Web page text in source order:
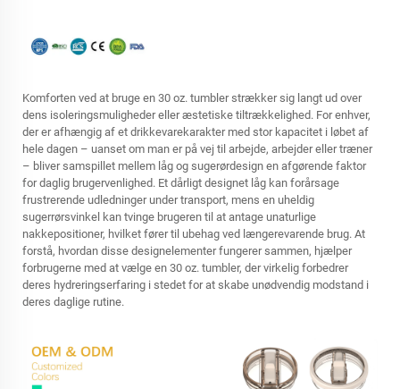
Komforten ved at bruge en 30 oz. tumbler strækker sig langt ud over
dens isoleringsmuligheder eller æstetiske tiltrækkelighed. For enhver,
der er afhængig af et drikkevarekarakter med stor kapacitet i løbet af
hele dagen – uanset om man er på vej til arbejde, arbejder eller træner
– bliver samspillet mellem låg og sugerørdesign en afgørende faktor
for daglig brugervenlighed. Et dårligt designet låg kan forårsage
frustrerende udledninger under transport, mens en uheldig
sugerrørsvinkel kan tvinge brugeren til at antage unaturlige
nakkepositioner, hvilket fører til ubehag ved længerevarende brug. At
forstå, hvordan disse designelementer fungerer sammen, hjælper
forbrugerne med at vælge en 30 oz. tumbler, der virkelig forbedrer
deres hydreringserfaring i stedet for at skabe unødvendig modstand i
deres daglige rutine.